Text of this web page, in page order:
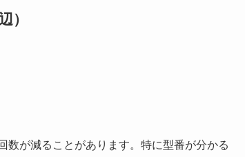
）
数が減ることがあります。特に型番が分かる